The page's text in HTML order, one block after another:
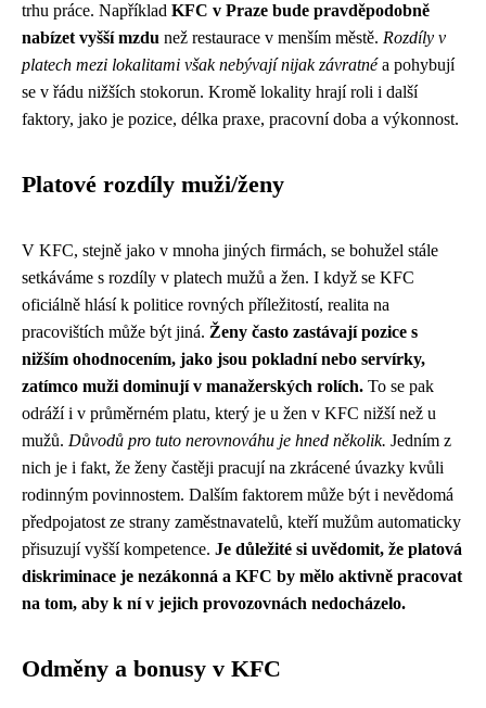
trhu práce. Například KFC v Praze bude pravděpodobně
nabízet vyšší mzdu než restaurace v menším městě. Rozdíly v
platech mezi lokalitami však nebývají nijak závratné a pohybují
se v řádu nižších stokorun. Kromě lokality hrají roli i další
faktory, jako je pozice, délka praxe, pracovní doba a výkonnost.
Platové rozdíly muži/ženy
V KFC, stejně jako v mnoha jiných firmách, se bohužel stále
setkáváme s rozdíly v platech mužů a žen. I když se KFC
oficiálně hlásí k politice rovných příležitostí, realita na
pracovištích může být jiná. Ženy často zastávají pozice s
nižším ohodnocením, jako jsou pokladní nebo servírky,
zatímco muži dominují v manažerských rolích. To se pak
odráží i v průměrném platu, který je u žen v KFC nižší než u
mužů. Důvodů pro tuto nerovnováhu je hned několik. Jedním z
nich je i fakt, že ženy častěji pracují na zkrácené úvazky kvůli
rodinným povinnostem. Dalším faktorem může být i nevědomá
předpojatost ze strany zaměstnavatelů, kteří mužům automaticky
přisuzují vyšší kompetence. Je důležité si uvědomit, že platová
diskriminace je nezákonná a KFC by mělo aktivně pracovat
na tom, aby k ní v jejich provozovnách nedocházelo.
Odměny a bonusy v KFC